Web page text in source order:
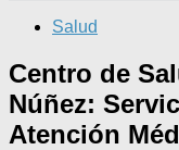
Salud
Centro de
Núñez:
Atención